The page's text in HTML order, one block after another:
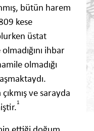
bütün harem
kese
üstat
ihbar
olmadığı
ve sarayda
1